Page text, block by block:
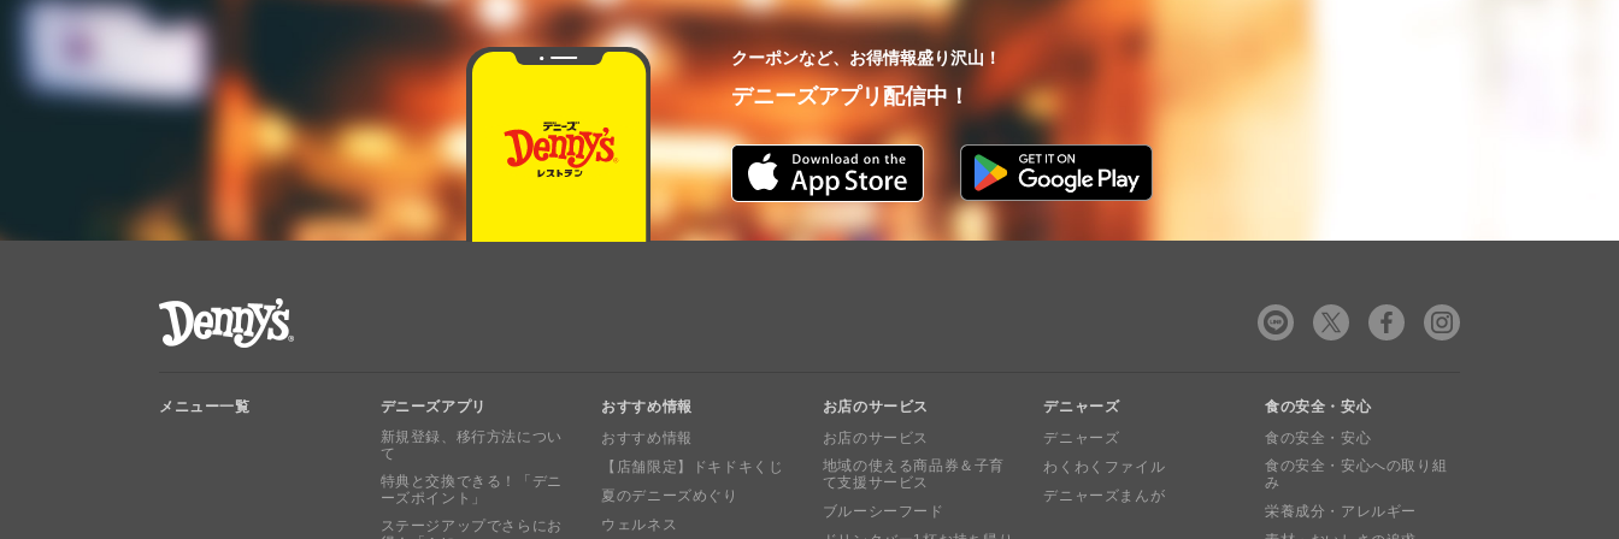
クーポンなど、お得情報盛り沢山！
デニーズアプリ配信中！
メニュー一覧
デニーズアプリ
新規登録、移行方法につい
て
特典と交換できる！「デニ
ーズポイント」
ステージアップでさらにお
おすすめ情報
おすすめ情報
【店舗限定】ドキドキくじ
夏のデニーズめぐり
ウェルネス
お店のサービス
お店のサービス
地域の使える商品券＆子育
て支援サービス
ブルーシーフード
デニャーズ
デニャーズ
わくわくファイル
デニャーズまんが
食の安全・安心
食の安全・安心
食の安全・安心への取り組
み
栄養成分・アレルギー